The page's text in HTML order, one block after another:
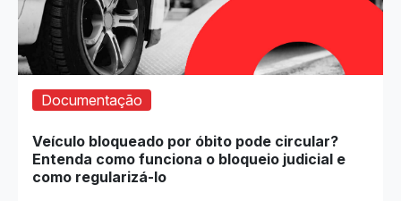
Documentação
Veículo bloqueado por óbito pode circular?
Entenda como funciona o bloqueio judicial e
como regularizá-lo